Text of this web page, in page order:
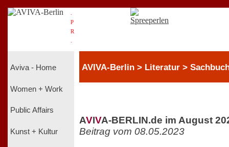
P
R
Aviva - Home
Women + Work
Public Affairs
Kunst + Kultur
AVIVA-Berlin > Literatur >
AVIVA-BERLIN.de im August
Beitrag vom 08.05.2023